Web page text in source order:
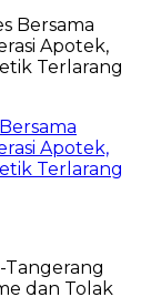
Apotek,
Terlarang